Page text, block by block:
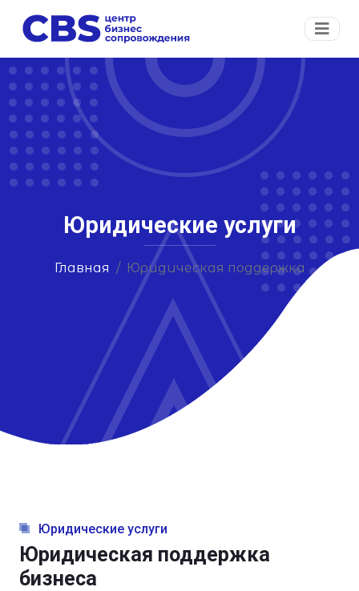
Юридические услуги
Главная Юридическая поддержка
Юридические услуги
Юридическая поддержка
бизнеса